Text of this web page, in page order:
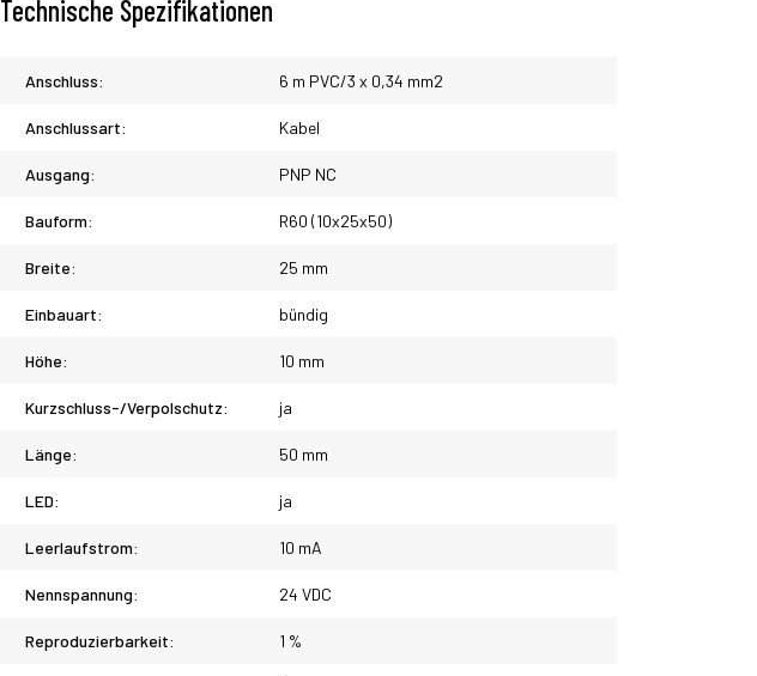
Technische Spezifikationen
Anschluss: 6 m PVC/3 x 0,34 mm2
Anschlussart: Kabel
Ausgang: PNP NC
Bauform: R60 (10x25x50)
Breite: 25 mm
Einbauart: bündig
Höhe: 10 mm
Kurzschluss-/Verpolschutz: ja
Länge: 50 mm
LED: ja
Leerlaufstrom: 10 mA
Nennspannung: 24 VDC
Reproduzierbarkeit: 1 %